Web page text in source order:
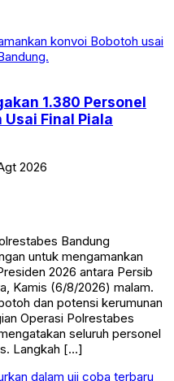
1.380 Personel
Final Piala
2026
Bandung
untuk mengamankan
2026 antara Persib
Kamis (6/8/2026) malam.
dan potensi kerumunan
Operasi Polrestabes
seluruh personel
Langkah […]